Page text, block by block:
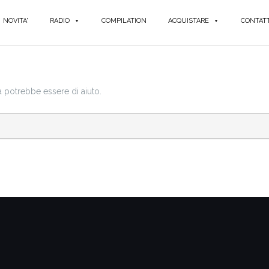
NOVITA' RADIO COMPILATION ACQUISTARE
essere di aiuto.